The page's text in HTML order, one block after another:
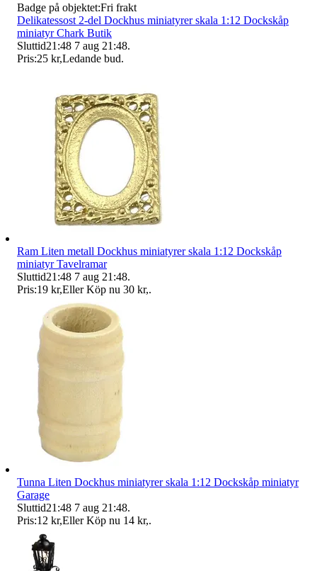
Badge på objektet:Fri frakt
Delikatessost 2-del Dockhus miniatyrer skala 1:12 Dockskåp
miniatyr Chark Butik
Sluttid21:48 7 aug 21:48.
Pris:25 kr,Ledande bud.
Ram Liten metall Dockhus miniatyrer skala 1:12 Dockskåp
miniatyr Tavelramar
Sluttid21:48 7 aug 21:48.
Pris:19 kr,Eller Köp nu 30 kr,.
Tunna Liten Dockhus miniatyrer skala 1:12 Dockskåp miniatyr
Garage
Sluttid21:48 7 aug 21:48.
Pris:12 kr,Eller Köp nu 14 kr,.